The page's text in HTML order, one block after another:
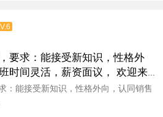
要求：能接受新知识，性格外
时间灵活，薪资面议， 欢迎来
：能接受新知识，性格外向，认同销售